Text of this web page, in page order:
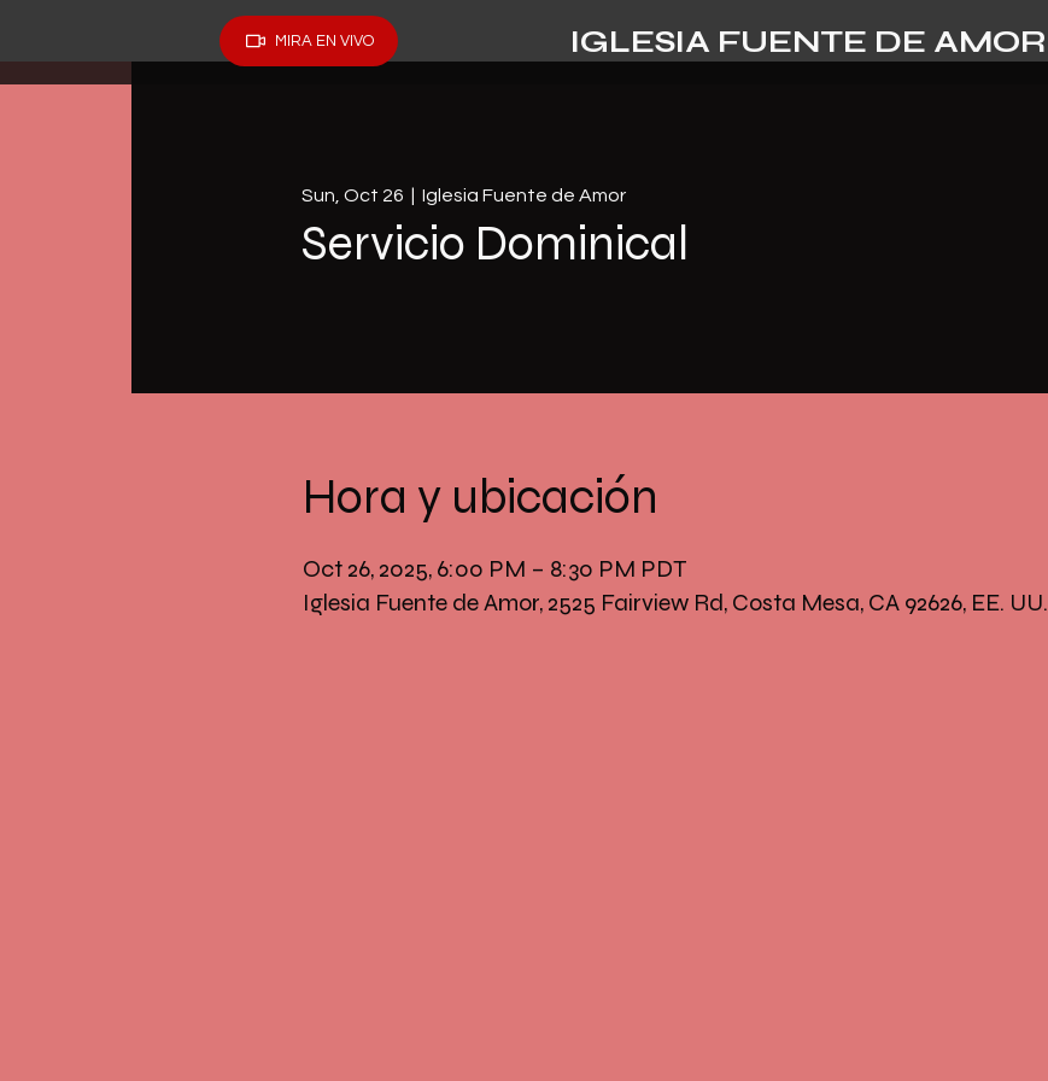
MIRA EN VIVO IGLESIA FUENTE DE AMOR
Sun, Oct 26 Iglesia Fuente de Amor
Servicio Dominical
Hora y ubicación
Oct 26, 2025, 6:00 PM – 8:30 PM PDT
Iglesia Fuente de Amor, 2525 Fairview Rd, Costa Mesa, CA 92626, EE. UU.